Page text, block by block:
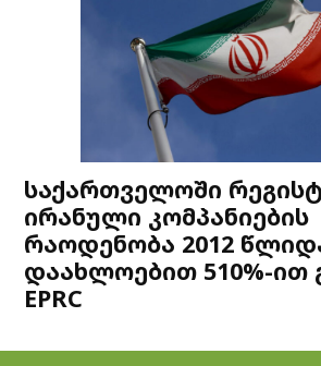
საქართველოში
ირანული კომპანიების
რაოდენობა 2012
დაახლოებით 510%-ით
EPRC